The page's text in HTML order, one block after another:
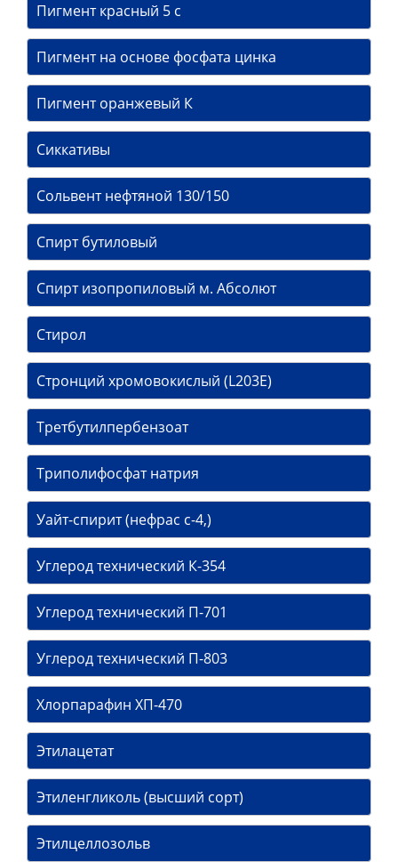
Пигмент красный 5 с
Пигмент на основе фосфата цинка
Пигмент оранжевый К
Сиккативы
Сольвент нефтяной 130/150
Спирт бутиловый
Спирт изопропиловый м. Абсолют
Стирол
Стронций хромовокислый (L203E)
Третбутилпербензоат
Триполифосфат натрия
Уайт-спирит (нефрас с-4,)
Углерод технический К-354
Углерод технический П-701
Углерод технический П-803
Хлорпарафин ХП-470
Этилацетат
Этиленгликоль (высший сорт)
Этилцеллозольв